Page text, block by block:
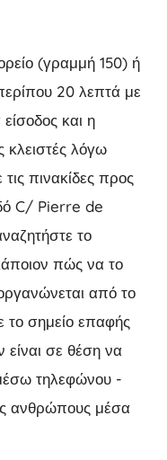
(γραμμή 150) ή
20 λεπτά με
και η
κλειστές λόγω
πινακίδες προς
C/ Pierre de
το
πώς να το
από το
σημείο επαφής
σε θέση να
τηλεφώνου -
ανθρώπους μέσα